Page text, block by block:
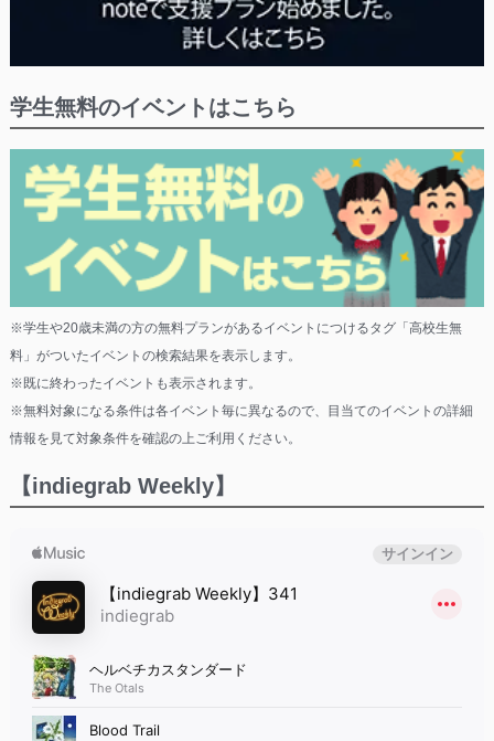
学生無料のイベントはこちら
※学生や20歳未満の方の無料プランがあるイベントにつけるタグ「高校生無
料」がついたイベントの検索結果を表示します。
※既に終わったイベントも表示されます。
※無料対象になる条件は各イベント毎に異なるので、目当てのイベントの詳細
情報を見て対象条件を確認の上ご利用ください。
【indiegrab Weekly】